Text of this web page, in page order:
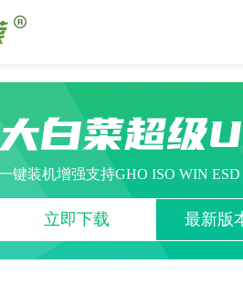
大白菜超级
键装机增强支持GHO ISO WIN
立即下载 最新版